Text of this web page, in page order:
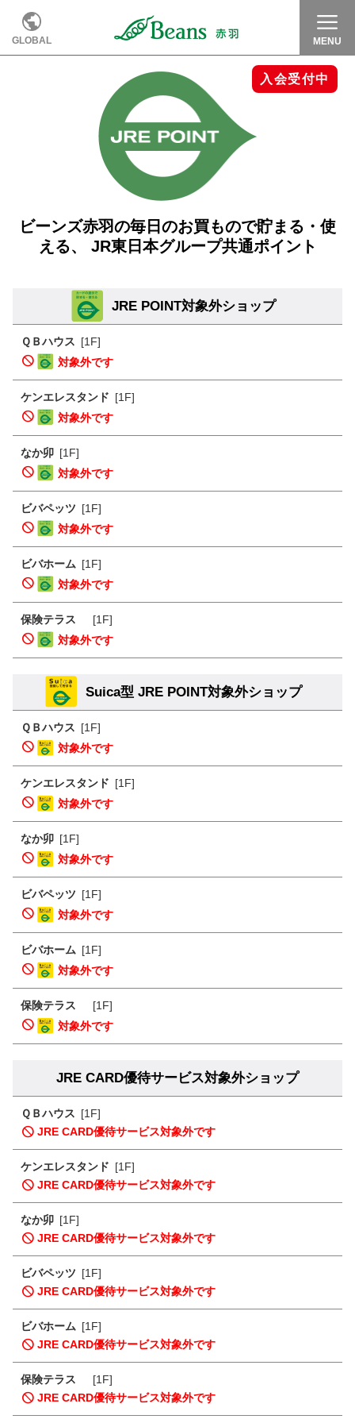
GLOBAL MENU
ビーンズ赤羽の毎日のお買もので貯まる・使
える、
JR東日本グループ共通ポイント
JRE POINT対象外ショップ
ＱＢハウス [1F]
対象外です
ケンエレスタンド [1F]
対象外です
なか卯 [1F]
対象外です
ビバペッツ [1F]
対象外です
ビバホーム [1F]
対象外です
保険テラス
[1F]
対象外です
Suica型 JRE POINT対象外ショップ
ＱＢハウス [1F]
対象外です
ケンエレスタンド [1F]
対象外です
なか卯 [1F]
対象外です
ビバペッツ [1F]
対象外です
ビバホーム [1F]
対象外です
保険テラス
[1F]
対象外です
JRE CARD優待サービス対象外ショップ
ＱＢハウス [1F]
JRE CARD優待サービス対象外です
ケンエレスタンド [1F]
JRE CARD優待サービス対象外です
なか卯 [1F]
JRE CARD優待サービス対象外です
ビバペッツ [1F]
JRE CARD優待サービス対象外です
ビバホーム [1F]
JRE CARD優待サービス対象外です
保険テラス
[1F]
JRE CARD優待サービス対象外です